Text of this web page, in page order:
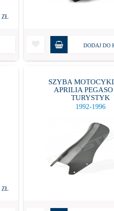
ZŁ
DODAJ DO
ZŁ
SZYBA
APRILIA
TURYSTYK
1992-1996